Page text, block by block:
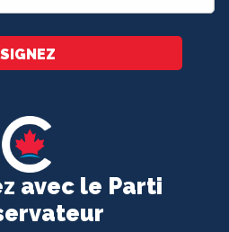
avec le Parti
SIGNEZ